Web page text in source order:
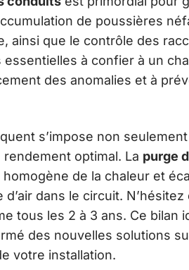
de poussières
ainsi que le contrôle des
à confier à un
des anomalies et à
s’impose non
optimal. La purge
de la chaleur et
dans le circuit.
tous les 2 à 3 ans. Ce bilan
des nouvelles solutions
votre installation.